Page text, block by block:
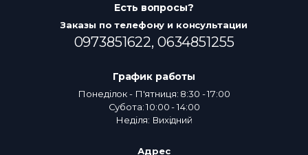
Есть вопросы?
Заказы по телефону и консультации
0973851622, 0634851255
График работы
Понеділок - П'ятниця: 8:30 - 17:00
Субота: 10:00 - 14:00
Неділя: Вихідний
Адрес